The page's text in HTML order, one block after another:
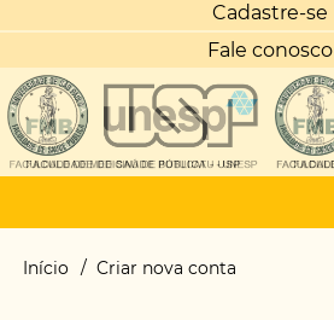
Cadastre-se
Fale conosco
Main
Trilha
Início Criar nova conta